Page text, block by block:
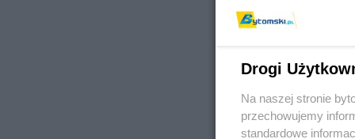
Drogi
Na naszej stronie
przechowujemy
standardowe